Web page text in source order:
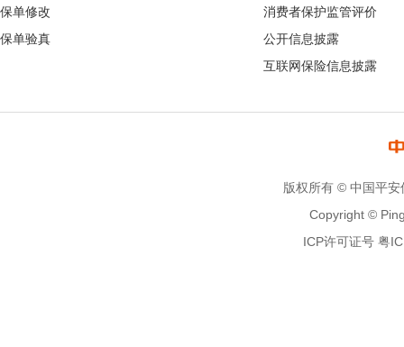
保单修改
保单验真
消费者保护监管评价
公开信息披露
互联网保险信息披露
版权所有 © 中国平
Copyright ©
ICP许可证号 粤